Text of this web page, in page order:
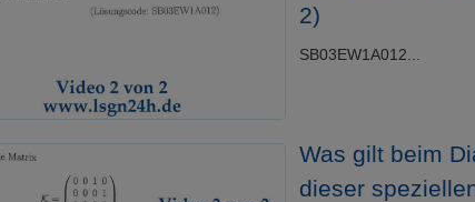
2)
SB03EW1A012...
Was gilt beim
dieser